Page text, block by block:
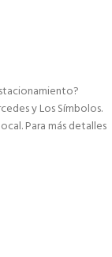
y Los Símbolos.
Para más detalles